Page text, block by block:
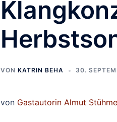
VON KATRIN BEHA 30.
von Gastautorin Almut